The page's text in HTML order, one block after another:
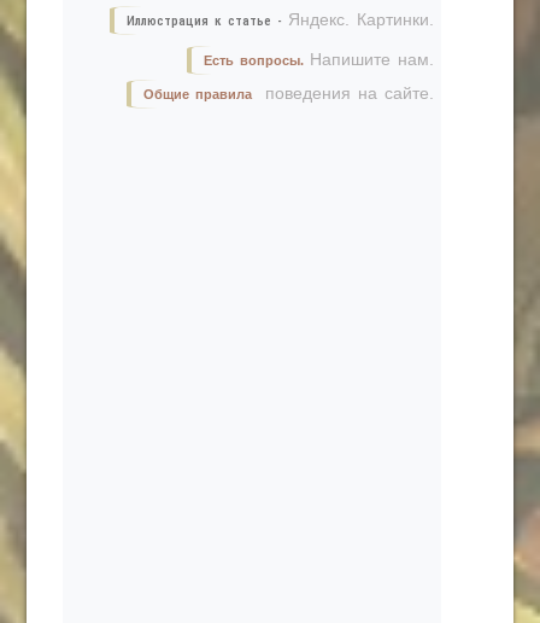
Иллюстрация к статье - Яндекс. Картинки.
Есть вопросы. Напишите нам.
Общие правила поведения на сайте.